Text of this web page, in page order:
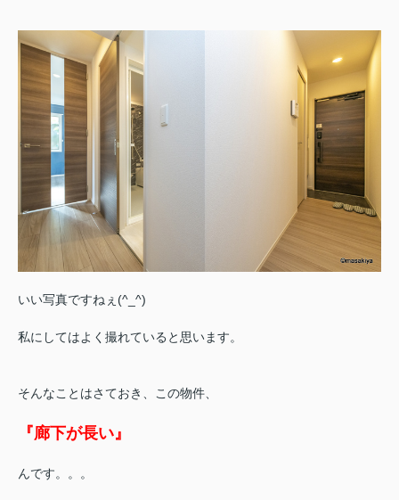
いい写真ですねぇ(^_^)
私にしてはよく撮れていると思います。
そんなことはさておき、この物件、
『廊下が長い』
んです。。。